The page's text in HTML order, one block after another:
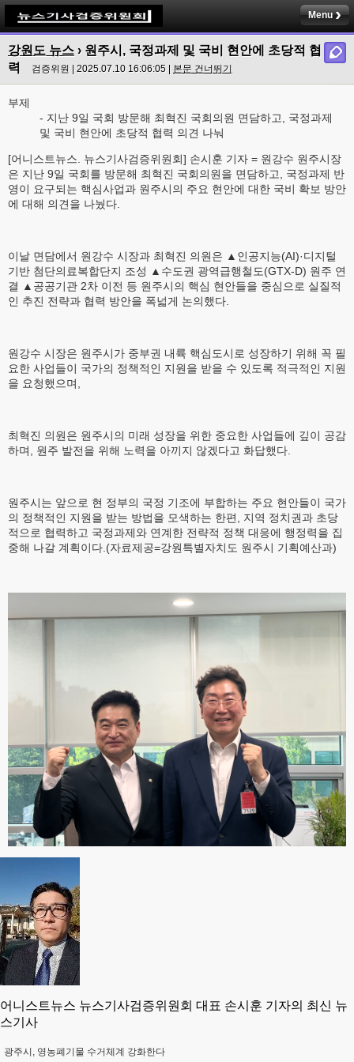
Menu
강원도 뉴스 › 원주시, 국정과제 및 국비 현안에 초당적 협
력
검증위원 | 2025.07.10 16:06:05 | 본문 건너뛰기
부제
- 지난 9일 국회 방문해 최혁진 국회의원 면담하고, 국정과제
및 국비 현안에 초당적 협력 의견 나눠
[어니스트뉴스. 뉴스기사검증위원회] 손시훈 기자 = 원강수 원주시장
은 지난 9일 국회를 방문해 최혁진 국회의원을 면담하고, 국정과제 반
영이 요구되는 핵심사업과 원주시의 주요 현안에 대한 국비 확보 방안
에 대해 의견을 나눴다.
이날 면담에서 원강수 시장과 최혁진 의원은 ▲인공지능(AI)·디지털
기반 첨단의료복합단지 조성 ▲수도권 광역급행철도(GTX-D) 원주 연
결 ▲공공기관 2차 이전 등 원주시의 핵심 현안들을 중심으로 실질적
인 추진 전략과 협력 방안을 폭넓게 논의했다.
원강수 시장은 원주시가 중부권 내륙 핵심도시로 성장하기 위해 꼭 필
요한 사업들이 국가의 정책적인 지원을 받을 수 있도록 적극적인 지원
을 요청했으며,
최혁진 의원은 원주시의 미래 성장을 위한 중요한 사업들에 깊이 공감
하며, 원주 발전을 위해 노력을 아끼지 않겠다고 화답했다.
원주시는 앞으로 현 정부의 국정 기조에 부합하는 주요 현안들이 국가
의 정책적인 지원을 받는 방법을 모색하는 한편, 지역 정치권과 초당
적으로 협력하고 국정과제와 연계한 전략적 정책 대응에 행정력을 집
중해 나갈 계획이다.(자료제공=강원특별자치도 원주시 기획예산과)
어니스트뉴스 뉴스기사검증위원회 대표 손시훈 기자의 최신 뉴
스기사
광주시, 영농폐기물 수거체계 강화한다